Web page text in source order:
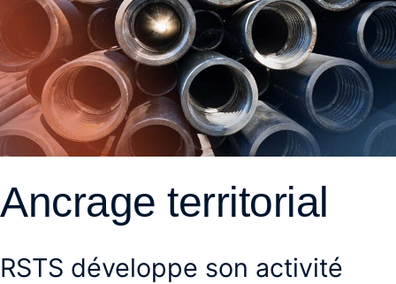
Ancrage territorial
RSTS développe son activité